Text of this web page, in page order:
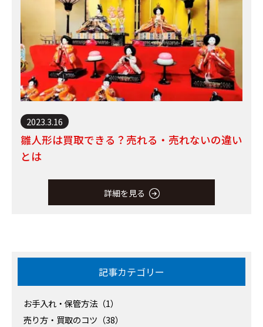
2023.3.16
雛人形は買取できる？売れる・売れないの違い
とは
詳細を見る
記事カテゴリー
お手入れ・保管方法（1）
売り方・買取のコツ（38）